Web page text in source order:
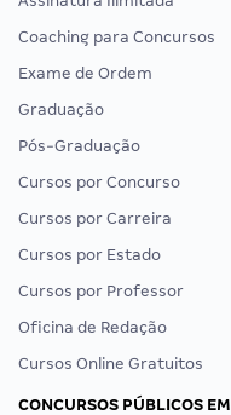
Coaching para Concursos
Exame de Ordem
Graduação
Pós-Graduação
Cursos por Concurso
Cursos por Carreira
Cursos por Estado
Cursos por Professor
Oficina de Redação
Cursos Online Gratuitos
CONCURSOS PÚBLICOS EM